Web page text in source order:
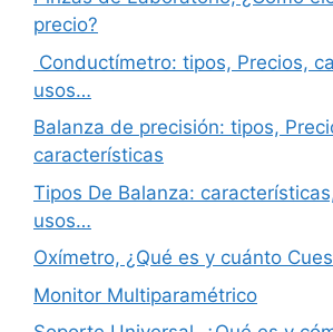
precio?
Conductímetro: tipos, Precios,
usos…
Balanza de precisión: tipos,
características
Tipos De Balanza:
usos…
Oxímetro, ¿Qué es y cuánto
Monitor Multiparamétrico